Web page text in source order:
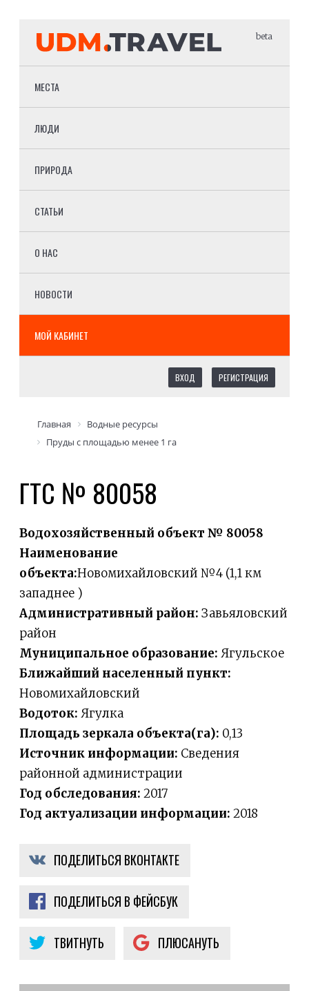
beta
МЕСТА
ЛЮДИ
ПРИРОДА
СТАТЬИ
О НАС
НОВОСТИ
МОЙ КАБИНЕТ
ВХОД РЕГИСТРАЦИЯ
Главная
Водные ресурсы
Пруды с площадью менее 1 га
ГТС № 80058
Водохозяйственный объект № 80058
Наименование
объекта:Новомихайловский №4 (1,1 км
западнее )
Административный район: Завьяловский
район
Муниципальное образование: Ягульское
Ближайший населенный пункт:
Новомихайловский
Водоток: Ягулка
Площадь зеркала объекта(га): 0,13
Источник информации: Сведения
районной администрации
Год обследования: 2017
Год актуализации информации: 2018
ПОДЕЛИТЬСЯ ВКОНТАКТЕ
ПОДЕЛИТЬСЯ В ФЕЙСБУК
ТВИТНУТЬ ПЛЮСАНУТЬ